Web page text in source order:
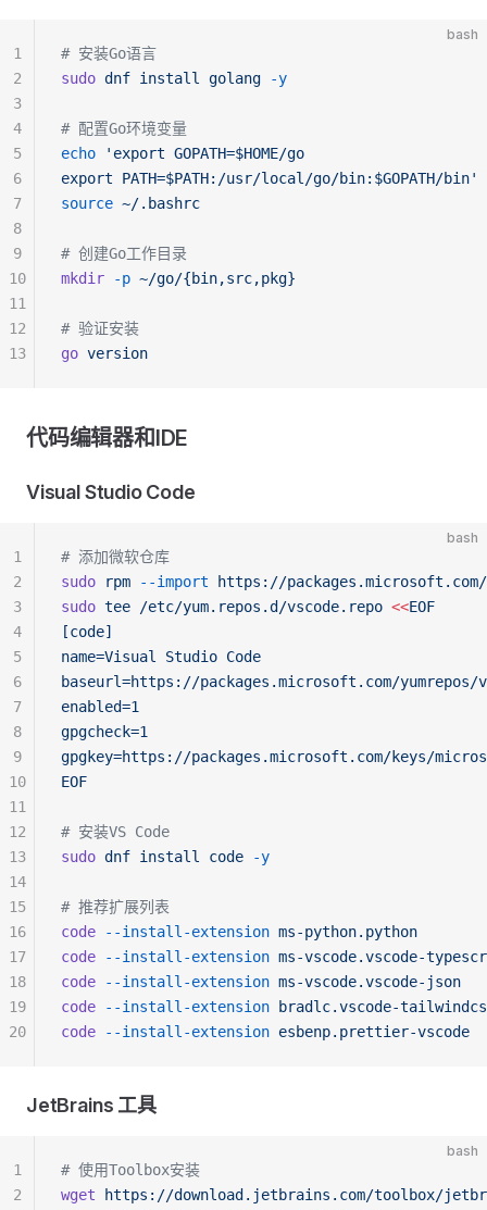
bash
# 安装Go语言
sudo dnf install golang -y
# 配置Go环境变量
echo 'export GOPATH=$HOME/go
export PATH=$PATH:/usr/local/go/bin:$GOPATH/bin'
source ~/.bashrc
# 创建Go工作目录
mkdir -p ~/go/{bin,src,pkg}
# 验证安装
go version
1
2
3
4
5
6
7
8
9
10
11
12
13
代码编辑器和IDE
Visual Studio Code
bash
# 添加微软仓库
sudo rpm --import https://
sudo tee /etc/yum.repos.d/vscode.repo <<EOF
[code]
name=Visual Studio Code
baseurl=https://packages.microsoft.com/yumrepos/
enabled=1
gpgcheck=1
gpgkey=https://packages.microsoft.com/keys/
EOF
# 安装VS Code
sudo dnf install code -y
# 推荐扩展列表
code --install-extension ms-python.python
code --install-extension ms-vscode.vscode-
code --install-extension ms-vscode.vscode-json
code --install-extension bradlc.vscode-
code --install-extension esbenp.prettier-vscode
1
2
3
4
5
6
7
8
9
10
11
12
13
14
15
16
17
18
19
20
JetBrains 工具
bash
# 使用Toolbox安装
wget https://download.jetbrains.com/toolbox/
1
2